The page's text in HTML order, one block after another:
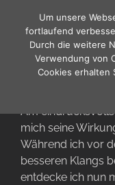
springen
Weiterhin viel
Am
mich seine
Während ich vor
besseren Klangs
entdecke ich nun
Um unsere
fortlaufend
Durch die weitere
Verwendung von
Cookies erhalten